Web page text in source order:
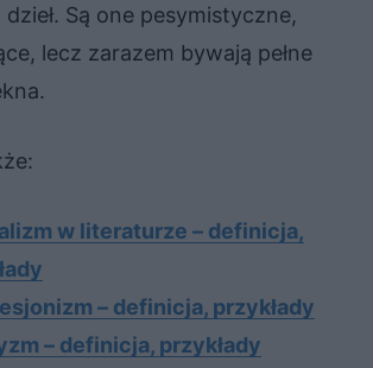
dzieł. Są one pesymistyczne,
lecz zarazem bywają pełne
w literaturze – definicja,
– definicja, przykłady
– definicja, przykłady